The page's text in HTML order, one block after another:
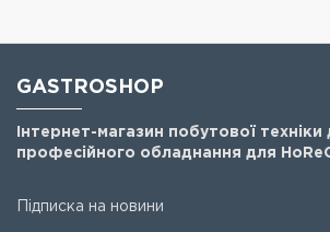
GASTROSHOP
Інтернет-магазин побутової техніки
професійного обладнання для
Підписка на новини